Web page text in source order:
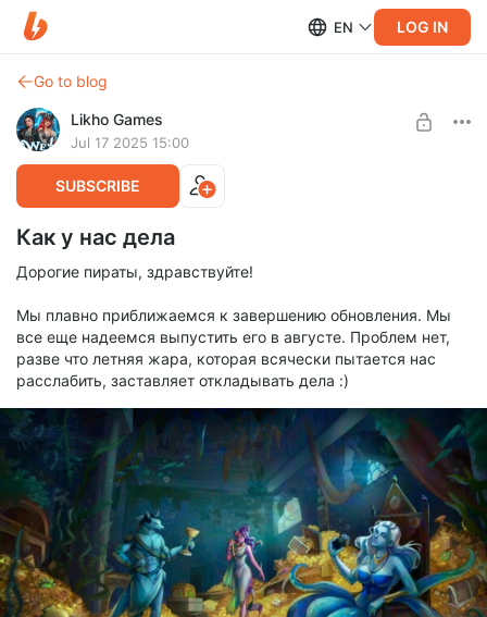
EN LOG IN
Go to blog
Likho Games
Jul 17 2025 15:00
SUBSCRIBE
Как у нас дела
Дорогие пираты, здравствуйте!
Мы плавно приближаемся к завершению обновления. Мы
все еще надеемся выпустить его в августе. Проблем нет,
разве что летняя жара, которая всячески пытается нас
расслабить, заставляет откладывать дела :)